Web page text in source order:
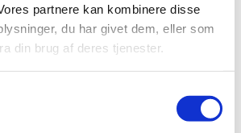
partnere kan kombinere disse
du har givet dem, eller som
din brug af deres tjenester.